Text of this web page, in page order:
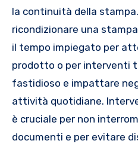
la continuità della
ricondizionare una
il tempo impiegato per
prodotto o per interventi
fastidioso e impattare
attività quotidiane.
è cruciale per non
documenti e per evitare